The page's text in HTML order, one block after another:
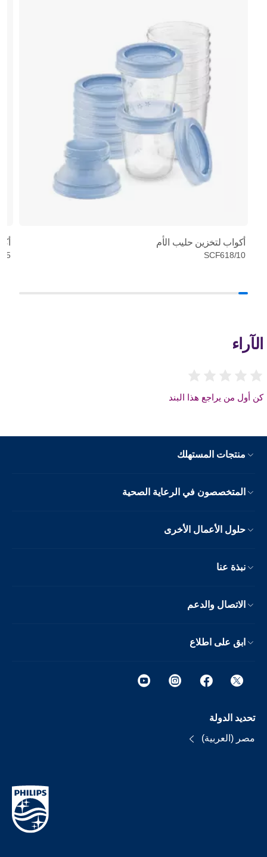
أكواب لتخزين حليب الأم
SCF618/10
الآراء
كن أول من يراجع هذا البند
منتجات المستهلك
المتخصصون في الرعاية الصحية
حلول الأعمال الأخرى
نبذة عنا
الاتصال والدعم
ابق على اطلاع
تحديد الدولة
مصر (العربية)